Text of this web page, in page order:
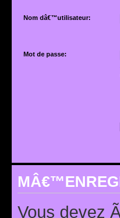
Nom dâ€™utilisateur:
Mot de passe:
Vous devez